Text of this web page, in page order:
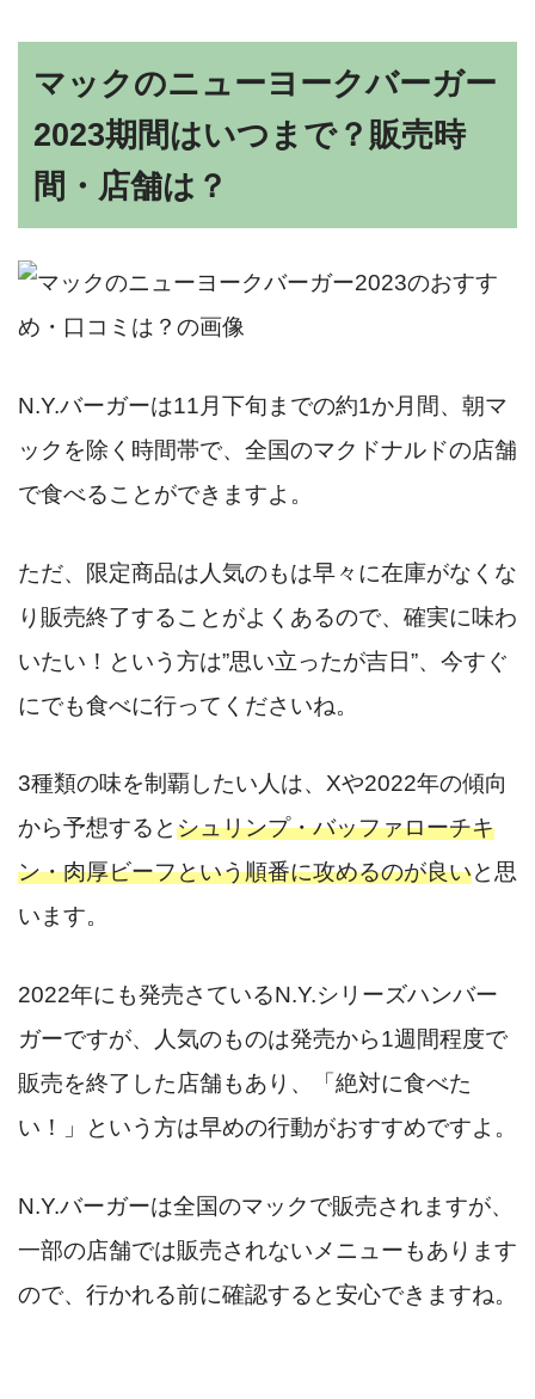
マックのニューヨークバーガー
2023期間はいつまで？販売時
間・店舗は？
N.Y.バーガーは11月下旬までの約1か月間、朝マ
ックを除く時間帯で、全国のマクドナルドの店舗
で食べることができますよ。
ただ、限定商品は人気のもは早々に在庫がなくな
り販売終了することがよくあるので、確実に味わ
いたい！という方は”思い立ったが吉日”、今すぐ
にでも食べに行ってくださいね。
3種類の味を制覇したい人は、Xや2022年の傾向
から予想するとシュリンプ・バッファローチキ
ン・肉厚ビーフという順番に攻めるのが良いと思
います。
2022年にも発売さているN.Y.シリーズハンバー
ガーですが、人気のものは発売から1週間程度で
販売を終了した店舗もあり、「絶対に食べた
い！」という方は早めの行動がおすすめですよ。
N.Y.バーガーは全国のマックで販売されますが、
一部の店舗では販売されないメニューもあります
ので、行かれる前に確認すると安心できますね。